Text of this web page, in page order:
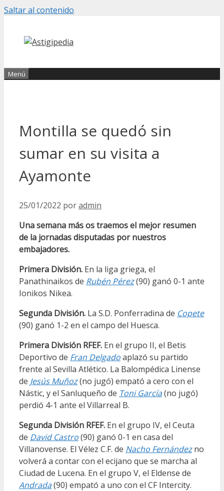
Saltar al contenido
Menú
Montilla se quedó sin
sumar en su visita a
Ayamonte
25/01/2022 poradmin
Una semana más os traemos el mejor resumen
de la jornadas disputadas por nuestros
embajadores.
Primera División. En la liga griega, el
Panathinaikos de Rubén Pérez(90) ganó 0-1 ante
Ionikos Nikea.
Segunda División. La S.D. Ponferradina de Copete
(90) ganó 1-2 en el campo del Huesca.
Primera División RFEF. En el grupo II, el Betis
Deportivo de Fran Delgadoaplazó su partido
frente al Sevilla Atlético. La Balompédica Linense
de Jesús Muñoz(no jugó) empató a cero con el
Nástic, y el Sanluqueño de Toni García(no jugó)
perdió 4-1 ante el Villarreal B.
Segunda División RFEF. En el grupo IV, el Ceuta
de David Castro(90) ganó 0-1 en casa del
Villanovense. El Vélez C.F. de Nacho Fernándezno
volverá a contar con el ecijano que se marcha al
Ciudad de Lucena. En el grupo V, el Eldense de
Andrada(90) empató a uno con el CF Intercity.